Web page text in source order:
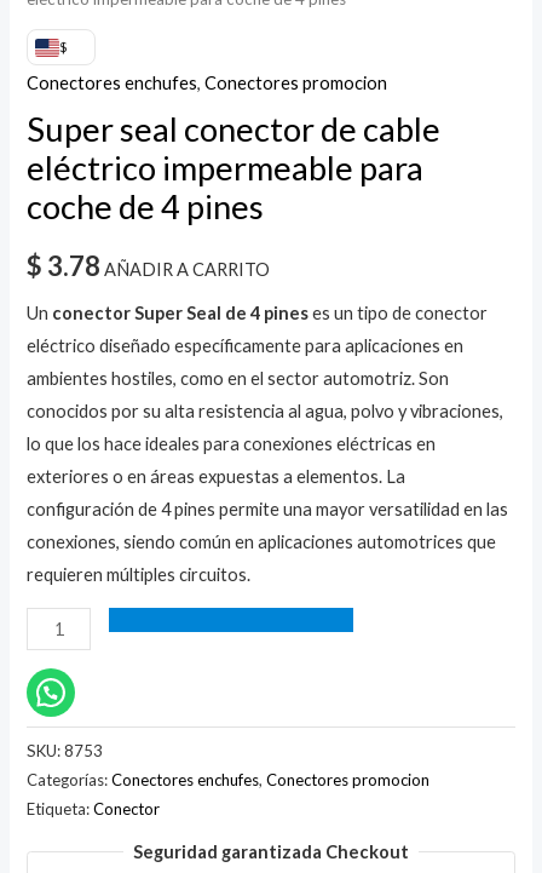
$
Conectores enchufes,Conectores promocion
Super seal conector de cable
eléctrico impermeable para
coche de 4 pines
$ 3.78 AÑADIR A CARRITO
Un conector Super Seal de 4 pineses un tipo de conector
eléctrico diseñado específicamente para aplicaciones en
ambientes hostiles, como en el sector automotriz. Son
conocidos por su alta resistencia al agua, polvo y vibraciones,
lo que los hace ideales para conexiones eléctricas en
exteriores o en áreas expuestas a elementos. La
configuración de 4 pines permite una mayor versatilidad en las
conexiones, siendo común en aplicaciones automotrices que
requieren múltiples circuitos.
SKU:8753
Categorías:Conectores enchufes,Conectores promocion
Etiqueta:Conector
Seguridad garantizada Checkout